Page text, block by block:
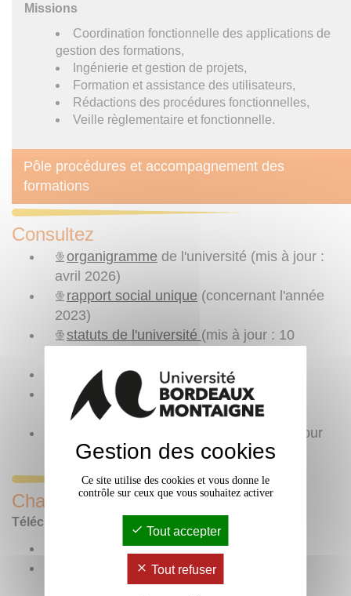
Missions
Coordination fonctionnelle des applications de
gestion des formations,
Ingénierie et gestion de projets,
Formation et assistance des utilisateurs,
Rédactions des procédures fonctionnelles,
Veille règlementaire et fonctionnelle.
Pôle procédures et accompagnement des
formations
Consultez
organigramme de l'université (mis à jour :
avril 2026)
rapport social unique (concernant l'année
2023)
statuts de l'université (mis à jour : 10
règlement intérieurde l'université
l'ensemble des
actes à caractère
règlementaire
(mis à jour
octobre 2025)
Chartes de l'université
Téléchargez au format PDF :
charte LGBTQIA+
charte contre les violences sexistes et
sexuelles et toutes les formes de
Gestion des cookies
Ce site utilise des cookies et vous donne le
contrôle sur ceux que vous souhaitez activer
Tout accepter
Tout refuser